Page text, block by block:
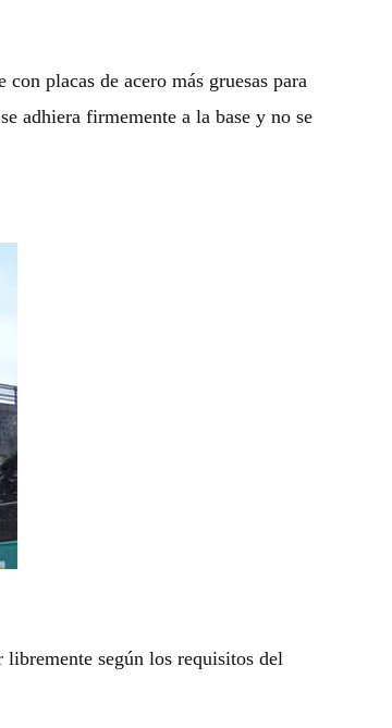
placas de acero más gruesas para
adhiera firmemente a la base y no se
libremente según los requisitos del